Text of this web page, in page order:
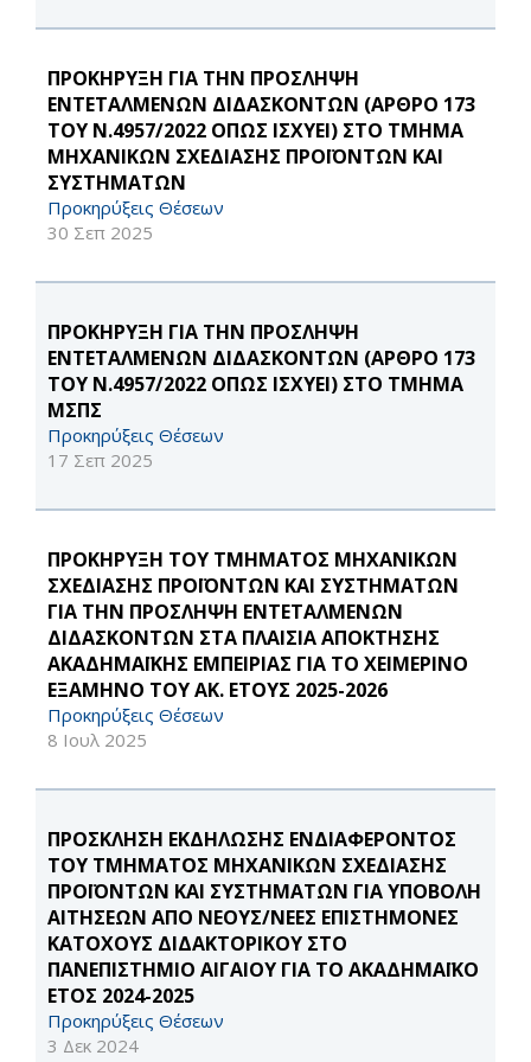
ΠΡΟΚΗΡΥΞΗ ΓΙΑ ΤΗΝ ΠΡΟΣΛΗΨΗ
ΕΝΤΕΤΑΛΜΕΝΩΝ ΔΙΔΑΣΚΟΝΤΩΝ (ΑΡΘΡΟ 173
ΤΟΥ Ν.4957/2022 ΟΠΩΣ ΙΣΧΥΕΙ) ΣΤΟ ΤΜΗΜΑ
ΜΗΧΑΝΙΚΩΝ ΣΧΕΔΙΑΣΗΣ ΠΡΟΪΟΝΤΩΝ ΚΑΙ
ΣΥΣΤΗΜΑΤΩΝ
Προκηρύξεις Θέσεων
30 Σεπ 2025
ΠΡΟΚΗΡΥΞΗ ΓΙΑ ΤΗΝ ΠΡΟΣΛΗΨΗ
ΕΝΤΕΤΑΛΜΕΝΩΝ ΔΙΔΑΣΚΟΝΤΩΝ (ΑΡΘΡΟ 173
ΤΟΥ Ν.4957/2022 ΟΠΩΣ ΙΣΧΥΕΙ) ΣΤΟ ΤΜΗΜΑ
ΜΣΠΣ
Προκηρύξεις Θέσεων
17 Σεπ 2025
ΠΡΟΚΗΡΥΞΗ ΤΟΥ ΤΜΗΜΑΤΟΣ ΜΗΧΑΝΙΚΩΝ
ΣΧΕΔΙΑΣΗΣ ΠΡΟΪΟΝΤΩΝ ΚΑΙ ΣΥΣΤΗΜΑΤΩΝ
ΓΙΑ ΤΗΝ ΠΡΟΣΛΗΨΗ ΕΝΤΕΤΑΛΜΕΝΩΝ
ΔΙΔΑΣΚΟΝΤΩΝ ΣΤΑ ΠΛΑΙΣΙΑ ΑΠΟΚΤΗΣΗΣ
ΑΚΑΔΗΜΑΪΚΗΣ ΕΜΠΕΙΡΙΑΣ ΓΙΑ ΤΟ ΧΕΙΜΕΡΙΝΟ
ΕΞΑΜΗΝΟ ΤΟΥ ΑΚ. ΕΤΟΥΣ 2025-2026
Προκηρύξεις Θέσεων
8 Ιουλ 2025
ΠΡΟΣΚΛΗΣΗ ΕΚΔΗΛΩΣΗΣ ΕΝΔΙΑΦΕΡΟΝΤΟΣ
ΤΟΥ ΤΜΗΜΑΤΟΣ ΜΗΧΑΝΙΚΩΝ ΣΧΕΔΙΑΣΗΣ
ΠΡΟΪΟΝΤΩΝ ΚΑΙ ΣΥΣΤΗΜΑΤΩΝ ΓΙΑ ΥΠΟΒΟΛΗ
ΑΙΤΗΣΕΩΝ ΑΠΟ ΝΕΟΥΣ/ΝΕΕΣ ΕΠΙΣΤΗΜΟΝΕΣ
ΚΑΤΟΧΟΥΣ ΔΙΔΑΚΤΟΡΙΚΟΥ ΣΤΟ
ΠΑΝΕΠΙΣΤΗΜΙΟ ΑΙΓΑΙΟΥ ΓΙΑ ΤΟ ΑΚΑΔΗΜΑΪΚΟ
ΕΤΟΣ 2024-2025
Προκηρύξεις Θέσεων
3 Δεκ 2024